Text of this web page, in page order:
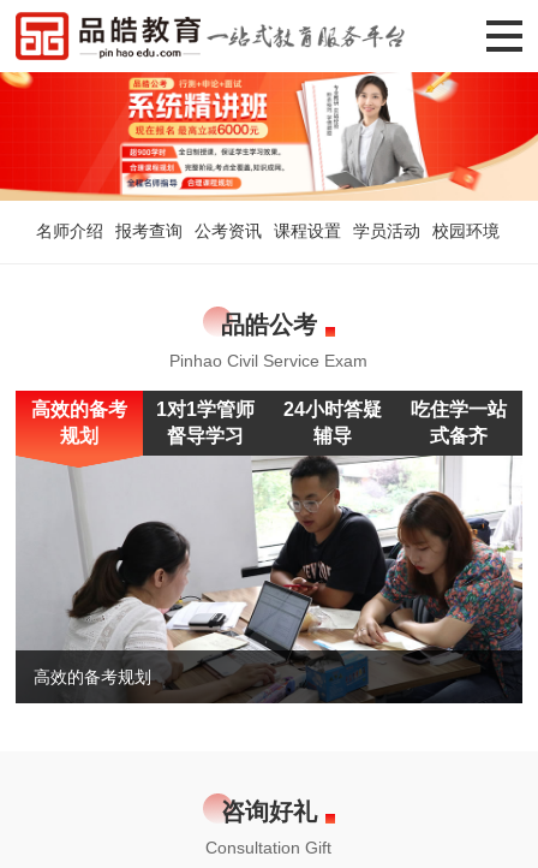
名师介绍 报考查询 公考资讯 课程设置 学员活动 校园环境
品皓公考
Pinhao Civil Service Exam
高效的备考
规划
1对1学管师
督导学习
24小时答疑
辅导
吃住学一站
式备齐
高效的备考规划
咨询好礼
Consultation Gift